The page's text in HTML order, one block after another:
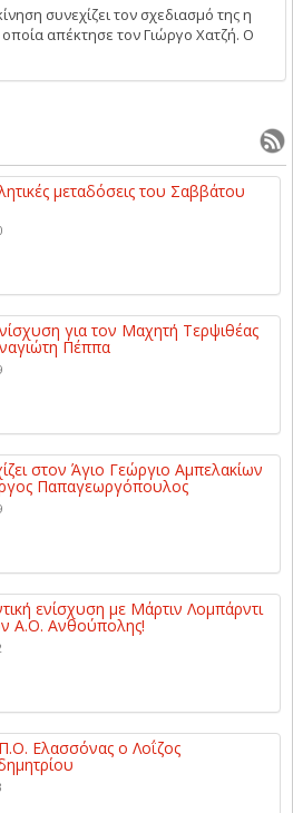
συνεχίζει τον σχεδιασμό της η
απέκτησε τον Γιώργο Χατζή. Ο
μεταδόσεις του Σαββάτου
για τον Μαχητή Τερψιθέας
Πέππα
στον Άγιο Γεώργιο Αμπελακίων
Παπαγεωργόπουλος
ενίσχυση με Μάρτιν Λομπάρντι
Α.Ο. Ανθούπολης!
Ελασσόνας ο Λοΐζος